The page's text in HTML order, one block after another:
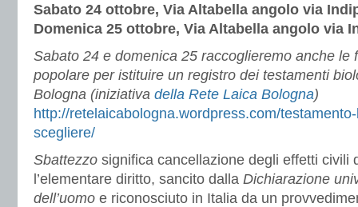
Sabato 24 ottobre, Via Altabella angolo via
Domenica 25 ottobre, Via Altabella angolo via
Sabato 24 e domenica 25 raccoglieremo anche le
popolare per istituire un registro dei testamenti
Bologna (iniziativa della Rete Laica Bologna)
http://retelaicabologna.wordpress.com/
scegliere/
Sbattezzo significa cancellazione degli effetti civili
l’elementare diritto, sancito dalla Dichiarazione
dell’uomo e riconosciuto in Italia da un